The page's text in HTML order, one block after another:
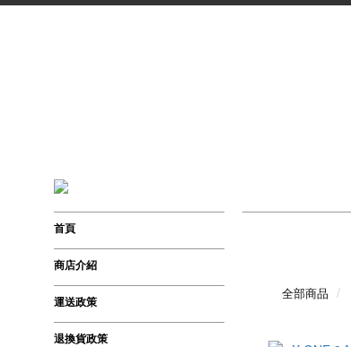
首頁
商店介紹
運送政策
退換貨政策
全部商品